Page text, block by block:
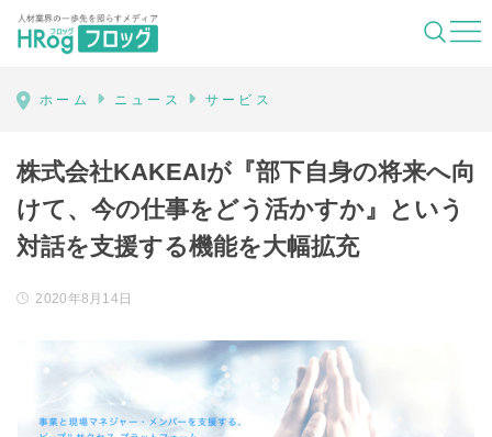
HRog | 人材業界の一歩先を照らすメディ
ホーム ニュース サービス
株式会社KAKEAIが『部下自身の将来へ向
けて、今の仕事をどう活かすか』という
対話を支援する機能を大幅拡充
2020年8月14日